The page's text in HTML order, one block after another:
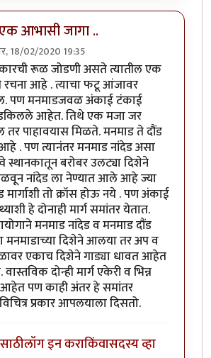
आभासी जागा ..
18/02/2020 19:35
रूळ जोडणी असते त्यातील एक
रचना आहे . त्याचा फटू आंजावर
पण मनमाडजवळ अंकाई टंकाई
आहेत. तिथे एक मजा जर
तर पाहावयास मिळते. मनमाड ते दौंड
. पण त्यानंतर मनमाड नांदेड असा
स्थानकातून बरोबर उलट्या दिशेने
नांदेड ला नेण्यात आले आहे ज्या
मार्गाशी तो क्रॉस होऊ नये . पण अंकाई
हे दोनाही मार्ग समांतर येतात.
मनमाड नांदेड व मनमाड दौंड
मनमाडाच्या दिशेने आलया तर अप व
एकाच दिशेने गाड्या धावत आहेत
दोन्ही मार्ग एकेरी व भिन्न
पण काही अंतर हे समांतर
प्रकार आपलयाला दिसतो.
लॉग इन कराकिंवासदस्य व्हा